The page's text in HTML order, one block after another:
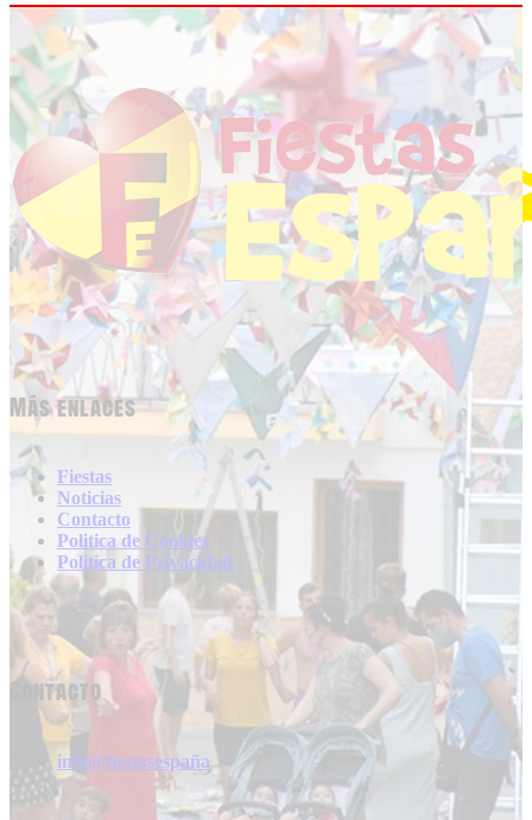
Más enlaces
Fiestas
Noticias
Contacto
Politica de Cookies
Politica de Privacidad
Contacto
info@fiestasespaña